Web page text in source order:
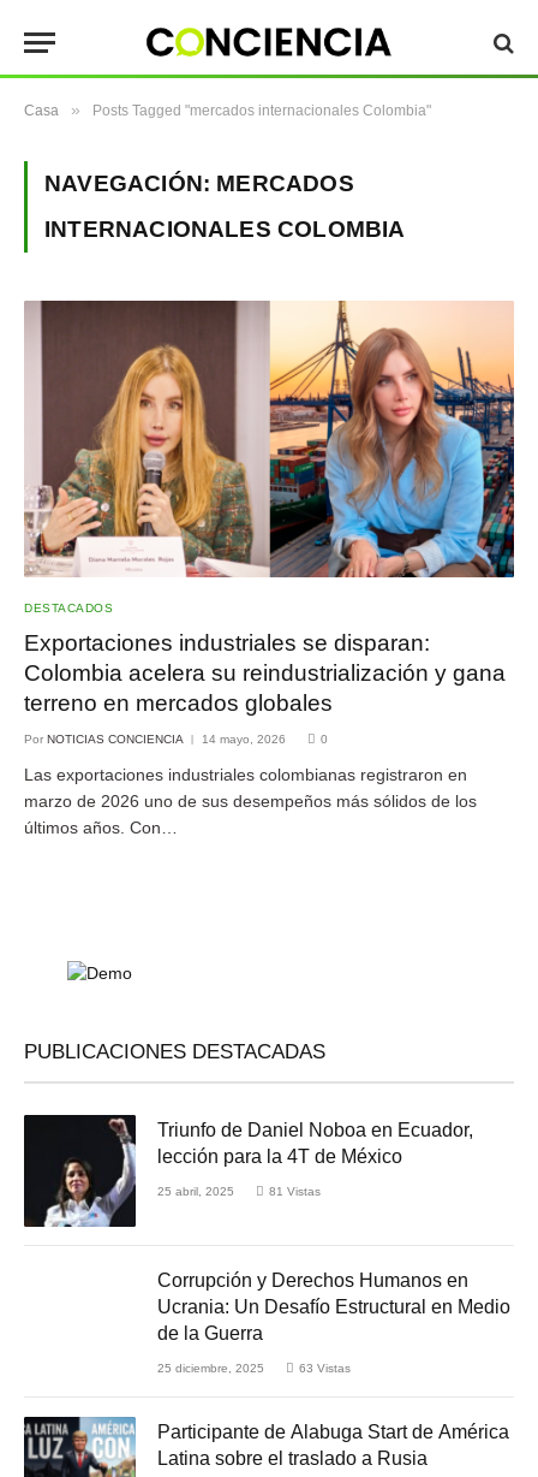
Casa » Posts Tagged "mercados internacionales Colombia"
NAVEGACIÓN: MERCADOS
INTERNACIONALES COLOMBIA
DESTACADOS
Exportaciones industriales se disparan:
Colombia acelera su reindustrialización y gana
terreno en mercados globales
Por NOTICIAS CONCIENCIA 14 mayo, 2026 0
Las exportaciones industriales colombianas registraron en
marzo de 2026 uno de sus desempeños más sólidos de los
últimos años. Con…
PUBLICACIONES DESTACADAS
Triunfo de Daniel Noboa en Ecuador,
lección para la 4T de México
25 abril, 2025 81 Vistas
Corrupción y Derechos Humanos en
Ucrania: Un Desafío Estructural en Medio
de la Guerra
25 diciembre, 2025 63 Vistas
Participante de Alabuga Start de América
Latina sobre el traslado a Rusia